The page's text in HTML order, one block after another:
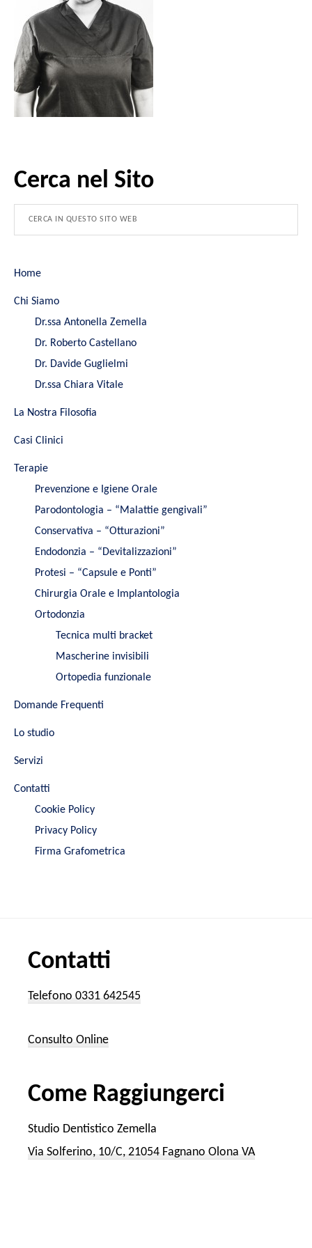
Cerca nel Sito
Home
Chi Siamo
Dr.ssa Antonella Zemella
Dr. Roberto Castellano
Dr. Davide Guglielmi
Dr.ssa Chiara Vitale
La Nostra Filosofia
Casi Clinici
Terapie
Prevenzione e Igiene Orale
Parodontologia – “Malattie gengivali”
Conservativa – “Otturazioni”
Endodonzia – “Devitalizzazioni”
Protesi – “Capsule e Ponti”
Chirurgia Orale e Implantologia
Ortodonzia
Tecnica multi bracket
Mascherine invisibili
Ortopedia funzionale
Domande Frequenti
Lo studio
Servizi
Contatti
Cookie Policy
Privacy Policy
Firma Grafometrica
Contatti
Telefono 0331 642545
Consulto Online
Come Raggiungerci
Studio Dentistico Zemella
Via Solferino, 10/C, 21054 Fagnano Olona VA